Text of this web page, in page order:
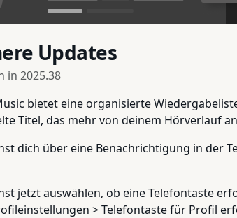
Updates
in 2025.38
bietet eine organisierte
Titel, das mehr von deinem Hörverlauf
dich über eine Benachrichtigung in der
jetzt auswählen, ob eine Telefontaste
> Telefontaste für Profil